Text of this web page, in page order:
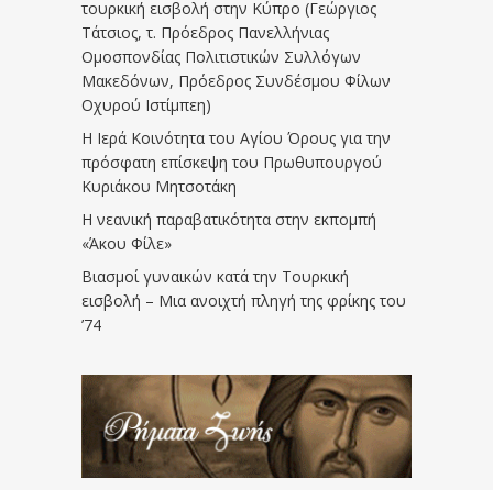
τουρκική εισβολή στην Κύπρο (Γεώργιος
Τάτσιος, τ. Πρόεδρος Πανελλήνιας
Ομοσπονδίας Πολιτιστικών Συλλόγων
Μακεδόνων, Πρόεδρος Συνδέσμου Φίλων
Οχυρού Ιστίμπεη)
Η Ιερά Κοινότητα του Αγίου Όρους για την
πρόσφατη επίσκεψη του Πρωθυπουργού
Κυριάκου Μητσοτάκη
Η νεανική παραβατικότητα στην εκπομπή
«Άκου Φίλε»
Βιασμοί γυναικών κατά την Τουρκική
εισβολή – Μια ανοιχτή πληγή της φρίκης του
’74